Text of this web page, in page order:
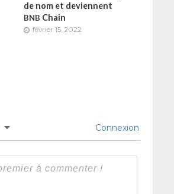
de nom et deviennent
BNB Chain
février 15, 2022
Connexion